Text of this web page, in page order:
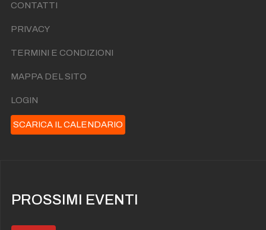
CONTATTI
PRIVACY
TERMINI E CONDIZIONI
MAPPA DEL SITO
LOGIN
SCARICA IL CALENDARIO
PROSSIMI EVENTI